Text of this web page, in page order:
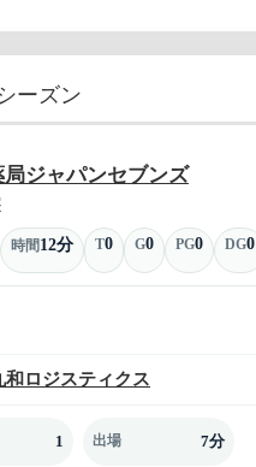
ーズン
ジャパンセブンズ
時間12分 T0 G0 PG0 DG0
和ロジスティクス
1 出場 7分